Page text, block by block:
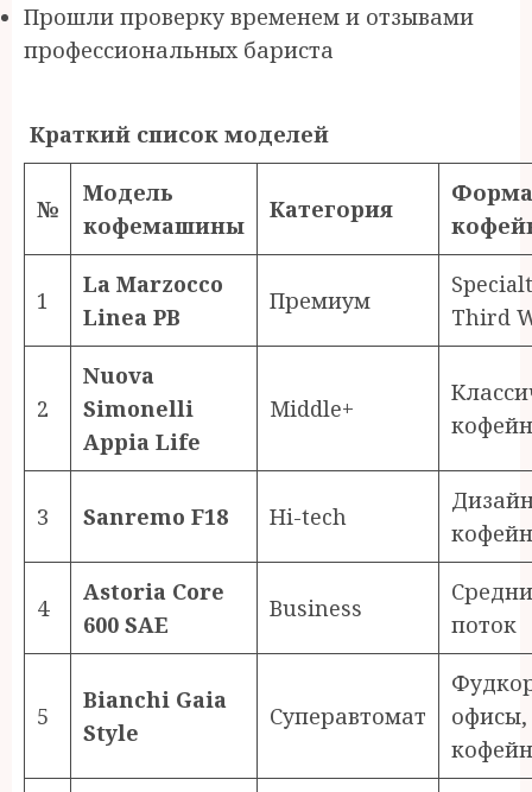
Прошли проверку временем и отзывами
профессиональных бариста
Краткий список моделей
№
Модель
кофемашины
Категория
1
La Marzocco
Linea PB
Премиум
Third
2
Nuova
Simonelli
Appia Life
Middle+
3 Sanremo F18 Hi-tech
4
Astoria Core
600 SAE
Business
поток
5
Bianchi Gaia
Style
Суперавтомат